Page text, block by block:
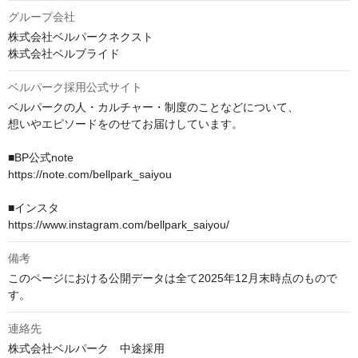
グループ会社
株式会社ベルパークネクスト
株式会社ベルブライド
ベルパーク採用公式サイト
ベルパークの人・カルチャー・制度のことなどについて、
想いやエピソードをのせてお届けしています。
■BP公式note
https://note.com/bellpark_saiyou
■インスタ
備考
このページにおける公開データは全て2025年12月末時点のもので
す。
連絡先
株式会社ベルパーク　中途採用